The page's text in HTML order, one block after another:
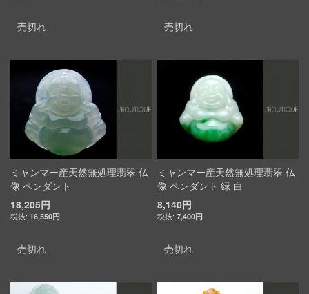
売切れ 売切れ
ミャンマー産天然無処理翡翠 仏
像 ペンダント
18,205円
16,550円
売切れ
ミャンマー産天然無処理翡翠 仏
像 ペンダント 緑 白
8,140円
7,400円
売切れ